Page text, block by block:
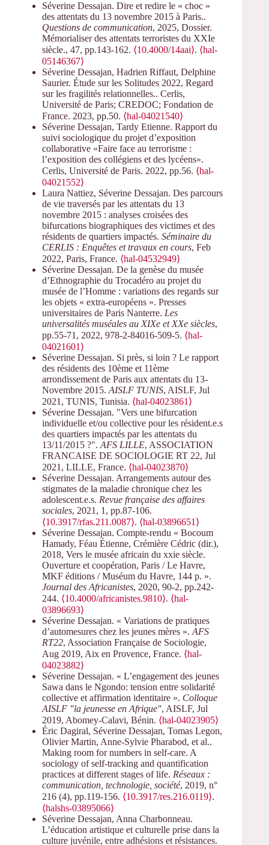
Séverine Dessajan. Dire et redire le « choc »
des attentats du 13 novembre 2015 à Paris..
Questions de communication, 2025, Dossier.
Mémorialiser des attentats terroristes du XXIe
siècle., 47, pp.143-162. ⟨10.4000/14aai⟩. ⟨hal-
05146367⟩
Séverine Dessajan, Hadrien Riffaut, Delphine
Saurier. Étude sur les Solitudes 2022, Regard
sur les fragilités relationnelles.. Cerlis,
Université de Paris; CREDOC; Fondation de
France. 2023, pp.50. ⟨hal-04021540⟩
Séverine Dessajan, Tardy Etienne. Rapport du
suivi sociologique du projet d’exposition
collaborative «Faire face au terrorisme :
l’exposition des collégiens et des lycéens».
Cerlis, Université de Paris. 2022, pp.56. ⟨hal-
04021552⟩
Laura Nattiez, Séverine Dessajan. Des parcours
de vie traversés par les attentats du 13
novembre 2015 : analyses croisées des
bifurcations biographiques des victimes et des
résidents de quartiers impactés. Séminaire du
CERLIS : Enquêtes et travaux en cours, Feb
2022, Paris, France. ⟨hal-04532949⟩
Séverine Dessajan. De la genèse du musée
d’Ethnographie du Trocadéro au projet du
musée de l’Homme : variations des regards sur
les objets « extra-européens ». Presses
universitaires de Paris Nanterre. Les
universalités muséales au XIXe et XXe siècles,
pp.55-71, 2022, 978-2-84016-509-5. ⟨hal-
04021601⟩
Séverine Dessajan. Si près, si loin ? Le rapport
des résidents des 10ème et 11ème
arrondissement de Paris aux attentats du 13-
Novembre 2015. AISLF TUNIS, AISLF, Jul
2021, TUNIS, Tunisia. ⟨hal-04023861⟩
Séverine Dessajan. "Vers une bifurcation
individuelle et/ou collective pour les résident.e.s
des quartiers impactés par les attentats du
13/11/2015 ?". AFS LILLE, ASSOCIATION
FRANCAISE DE SOCIOLOGIE RT 22, Jul
2021, LILLE, France. ⟨hal-04023870⟩
Séverine Dessajan. Arrangements autour des
stigmates de la maladie chronique chez les
adolescent.e.s. Revue française des affaires
sociales, 2021, 1, pp.87-106.
⟨10.3917/rfas.211.0087⟩. ⟨hal-03896651⟩
Séverine Dessajan. Compte-rendu « Bocoum
Hamady, Féau Étienne, Crémière Cédric (dir.),
2018, Vers le musée africain du xxie siècle.
Ouverture et coopération, Paris / Le Havre,
MKF éditions / Muséum du Havre, 144 p. ».
Journal des Africanistes, 2020, 90-2, pp.242-
244. ⟨10.4000/africanistes.9810⟩. ⟨hal-
03896693⟩
Séverine Dessajan. « Variations de pratiques
d’automesures chez les jeunes mères ». AFS
RT22, Association Française de Sociologie,
Aug 2019, Aix en Provence, France. ⟨hal-
04023882⟩
Séverine Dessajan. « L’engagement des jeunes
Sawa dans le Ngondo: tension entre solidarité
collective et affirmation identitaire ». Colloque
AISLF "la jeunesse en Afrique", AISLF, Jul
2019, Abomey-Calavi, Bénin. ⟨hal-04023905⟩
Éric Dagiral, Séverine Dessajan, Tomas Legon,
Olivier Martin, Anne-Sylvie Pharabod, et al..
Making room for numbers in self-care. A
sociology of self-tracking and quantification
practices at different stages of life. Réseaux :
communication, technologie, société, 2019, n°
216 (4), pp.119-156. ⟨10.3917/res.216.0119⟩.
⟨halshs-03895066⟩
Séverine Dessajan, Anna Charbonneau.
L’éducation artistique et culturelle prise dans la
culture juvénile, entre adhésions et résistances.